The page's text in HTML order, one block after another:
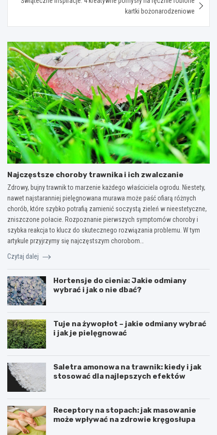
kartki bożonarodzeniowe
Najczęstsze choroby trawnika i ich zwalczanie
Zdrowy, bujny trawnik to marzenie każdego właściciela ogrodu. Niestety,
nawet najstaranniej pielęgnowana murawa może paść ofiarą różnych
chorób, które szybko potrafią zamienić soczystą zieleń w nieestetyczne,
zniszczone połacie. Rozpoznanie pierwszych symptomów choroby i
szybka reakcja to klucz do skutecznego rozwiązania problemu. W tym
artykule przyjrzymy się najczęstszym chorobom…
Czytaj dalej
Hortensje do cienia: Jakie odmiany
wybrać i jak o nie dbać?
Tuje na żywopłot – jakie odmiany wybrać
i jak je pielęgnować
Saletra amonowa na trawnik: kiedy i jak
stosować dla najlepszych efektów
Receptory na stopach: jak masowanie
może wpływać na zdrowie kręgosłupa